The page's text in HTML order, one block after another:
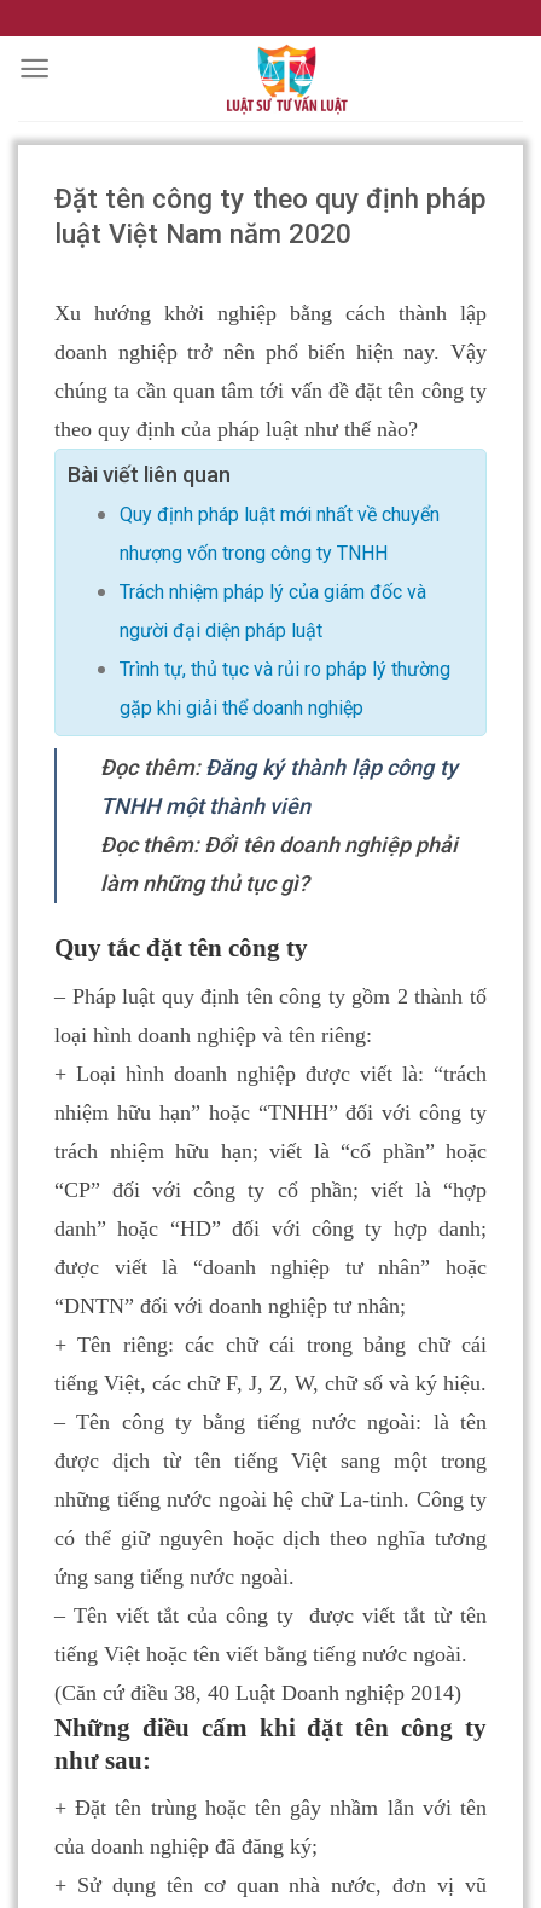
to
content
Đặt tên công ty theo quy định pháp
luật Việt Nam năm 2020
Xu hướng khởi nghiệp bằng cách thành lập
doanh nghiệp trở nên phổ biến hiện nay. Vậy
chúng ta cần quan tâm tới vấn đề đặt tên công ty
theo quy định của pháp luật như thế nào?
Bài viết liên quan
Quy định pháp luật mới nhất về chuyển
nhượng vốn trong công ty TNHH
Trách nhiệm pháp lý của giám đốc và
người đại diện pháp luật
Trình tự, thủ tục và rủi ro pháp lý thường
gặp khi giải thể doanh nghiệp
Đọc thêm:Đăng ký thành lập công ty
TNHH một thành viên
Đọc thêm:Đổi tên doanh nghiệp phải
làm những thủ tục gì?
Quy tắc đặt tên công ty
– Pháp luật quy định tên công ty gồm 2 thành tố
loại hình doanh nghiệp và tên riêng:
+ Loại hình doanh nghiệp được viết là: “trách
nhiệm hữu hạn” hoặc “TNHH” đối với công ty
trách nhiệm hữu hạn; viết là “cổ phần” hoặc
“CP” đối với công ty cổ phần; viết là “hợp
danh” hoặc “HD” đối với công ty hợp danh;
được viết là “doanh nghiệp tư nhân” hoặc
“DNTN” đối với doanh nghiệp tư nhân;
+ Tên riêng: các chữ cái trong bảng chữ cái
tiếng Việt, các chữ F, J, Z, W, chữ số và ký hiệu.
– Tên công ty bằng tiếng nước ngoài: là tên
được dịch từ tên tiếng Việt sang một trong
những tiếng nước ngoài hệ chữ La-tinh. Công ty
có thể giữ nguyên hoặc dịch theo nghĩa tương
ứng sang tiếng nước ngoài.
– Tên viết tắt của công ty được viết tắt từ tên
tiếng Việt hoặc tên viết bằng tiếng nước ngoài.
(Căn cứ điều 38, 40 Luật Doanh nghiệp 2014)
Những điều cấm khi đặt tên công ty
như sau:
+ Đặt tên trùng hoặc tên gây nhầm lẫn với tên
của doanh nghiệp đã đăng ký;
+ Sử dụng tên cơ quan nhà nước, đơn vị vũ